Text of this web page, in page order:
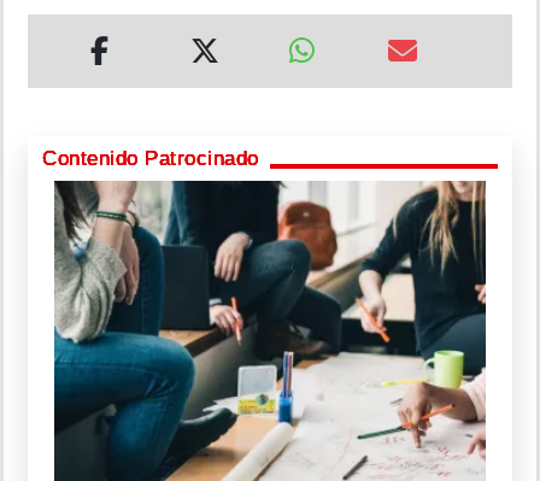
Contenido Patrocinado